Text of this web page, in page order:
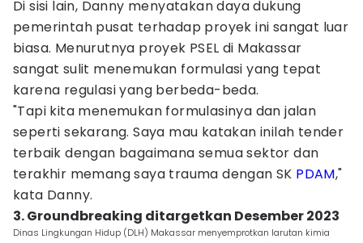
Di sisi lain, Danny menyatakan daya dukung
pemerintah pusat terhadap proyek ini sangat luar
biasa. Menurutnya proyek PSEL di Makassar
sangat sulit menemukan formulasi yang tepat
karena regulasi yang berbeda-beda.
"Tapi kita menemukan formulasinya dan jalan
seperti sekarang. Saya mau katakan inilah tender
terbaik dengan bagaimana semua sektor dan
terakhir memang saya trauma dengan SK PDAM,"
kata Danny.
3. Groundbreaking ditargetkan Desember 2023
Dinas Lingkungan Hidup (DLH) Makassar menyemprotkan larutan kimia